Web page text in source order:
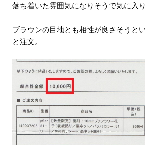
落ち着いた雰囲気になりそうで気に入り
ブラウンの目地とも相性が良さそうと
と注文。